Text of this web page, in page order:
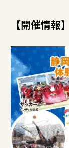
【開催情報】